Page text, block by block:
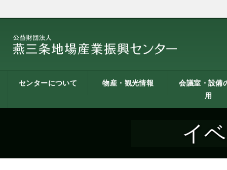
センターについて 物産・観光情報
会議室・設備
用
にあたって
イ